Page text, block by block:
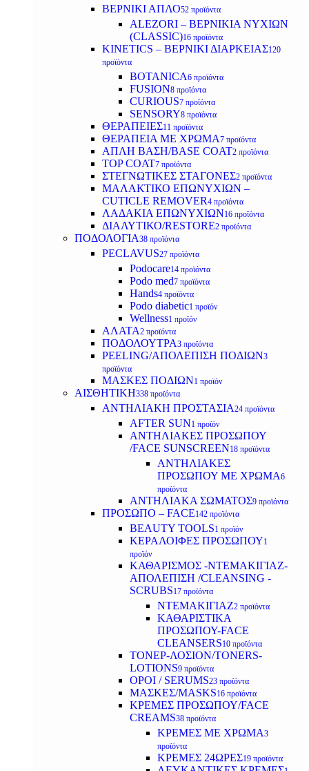
ΒΕΡΝΙΚΙ ΑΠΛΟ52 προϊόντα
ALEZORI – ΒΕΡΝΙΚΙΑ ΝΥΧΙΩΝ
(CLASSIC)16 προϊόντα
KINETICS – ΒΕΡΝΙΚΙ ΔΙΑΡΚΕΙΑΣ120
προϊόντα
BOTANICA6 προϊόντα
FUSION8 προϊόντα
CURIOUS7 προϊόντα
SENSORY8 προϊόντα
ΘΕΡΑΠΕΙΕΣ11 προϊόντα
ΘΕΡΑΠΕΙΑ ΜΕ ΧΡΩΜΑ7 προϊόντα
ΑΠΛΗ ΒΑΣΗ/BASE COAT2 προϊόντα
TOP COAT7 προϊόντα
ΣΤΕΓΝΩΤΙΚΕΣ ΣΤΑΓΟΝΕΣ2 προϊόντα
ΜΑΛΑΚΤΙΚΟ ΕΠΩΝΥΧΙΩΝ –
CUTICLE REMOVER4 προϊόντα
ΛΑΔΑΚΙΑ ΕΠΩΝΥΧΙΩΝ16 προϊόντα
ΔΙΑΛΥΤΙΚΟ/RESTORE2 προϊόντα
ΠΟΔΟΛΟΓΙΑ38 προϊόντα
PECLAVUS27 προϊόντα
Podocare14 προϊόντα
Podo med7 προϊόντα
Hands4 προϊόντα
Podo diabetic1 προϊόν
Wellness1 προϊόν
ΑΛΑΤΑ2 προϊόντα
ΠΟΔΟΛΟΥΤΡΑ3 προϊόντα
PEELING/ΑΠΟΛΕΠΙΣΗ ΠΟΔΙΩΝ3
προϊόντα
ΜΑΣΚΕΣ ΠΟΔΙΩΝ1 προϊόν
ΑΙΣΘΗΤΙΚΗ338 προϊόντα
ΑΝΤΗΛΙΑΚΗ ΠΡΟΣΤΑΣΙΑ24 προϊόντα
AFTER SUN1 προϊόν
ΑΝΤΗΛΙΑΚΕΣ ΠΡΟΣΩΠΟΥ
/FACE SUNSCREEN18 προϊόντα
ΑΝΤΗΛΙΑΚΕΣ
ΠΡΟΣΩΠΟΥ ΜΕ ΧΡΩΜΑ6
προϊόντα
ΑΝΤΗΛΙΑΚΑ ΣΩΜΑΤΟΣ9 προϊόντα
ΠΡΟΣΩΠΟ – FACE142 προϊόντα
BEAUTY TOOLS1 προϊόν
ΚΕΡΑΛΟΙΦΕΣ ΠΡΟΣΩΠΟΥ1
προϊόν
ΚΑΘΑΡΙΣΜΟΣ -ΝΤΕΜΑΚΙΓΙΑΖ-
ΑΠΟΛΕΠΙΣΗ /CLEANSING -
SCRUBS17 προϊόντα
ΝΤΕΜΑΚΙΓΙΑΖ2 προϊόντα
ΚΑΘΑΡΙΣΤΙΚΑ
ΠΡΟΣΩΠΟΥ-FACE
CLEANSERS10 προϊόντα
ΤΟΝΕΡ-ΛΟΣΙΟΝ/TONERS-
LOTIONS9 προϊόντα
ΟΡΟΙ / SERUMS23 προϊόντα
ΜΑΣΚΕΣ/MASKS16 προϊόντα
ΚΡΕΜΕΣ ΠΡΟΣΩΠΟΥ/FACE
CREAMS38 προϊόντα
ΚΡΕΜΕΣ ΜΕ ΧΡΩΜΑ3
προϊόντα
ΚΡΕΜΕΣ 24ΩΡΕΣ19 προϊόντα